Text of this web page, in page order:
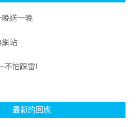
晚送一晚
網站
不怕踩雷!
最新的回應